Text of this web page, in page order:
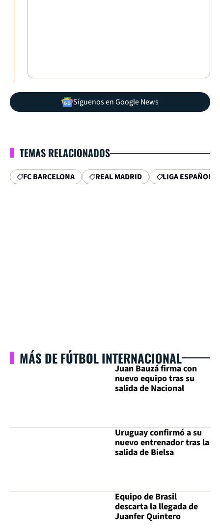
Síguenos en Google News
TEMAS RELACIONADOS
FC BARCELONA REAL MADRID LIGA ESPAÑOLA
MÁS DE FÚTBOL INTERNACIONAL
Juan Bauzá firma con
nuevo equipo tras su
salida de Nacional
Uruguay confirmó a su
nuevo entrenador tras la
salida de Bielsa
Equipo de Brasil
descarta la llegada de
Juanfer Quintero